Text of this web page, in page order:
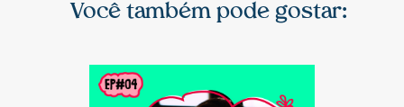
Você também pode gostar: